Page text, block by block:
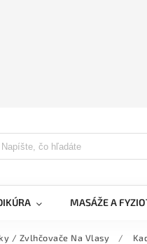
MASÁŽE A
/ Zvlhčovače Na Vlasy /